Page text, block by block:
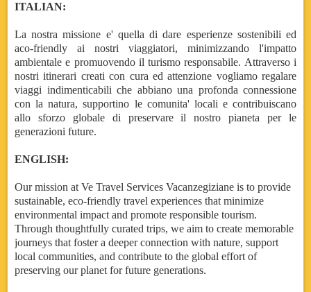
ITALIAN:
La nostra missione e' quella di dare esperienze sostenibili ed
aco-friendly ai nostri viaggiatori, minimizzando l'impatto
ambientale e promuovendo il turismo responsabile. Attraverso i
nostri itinerari creati con cura ed attenzione vogliamo regalare
viaggi indimenticabili che abbiano una profonda connessione
con la natura, supportino le comunita' locali e contribuiscano
allo sforzo globale di preservare il nostro pianeta per le
generazioni future.
ENGLISH:
Our mission at Ve Travel Services Vacanzegiziane is to provide
sustainable, eco-friendly travel experiences that minimize
environmental impact and promote responsible tourism.
Through thoughtfully curated trips, we aim to create memorable
journeys that foster a deeper connection with nature, support
local communities, and contribute to the global effort of
preserving our planet for future generations.